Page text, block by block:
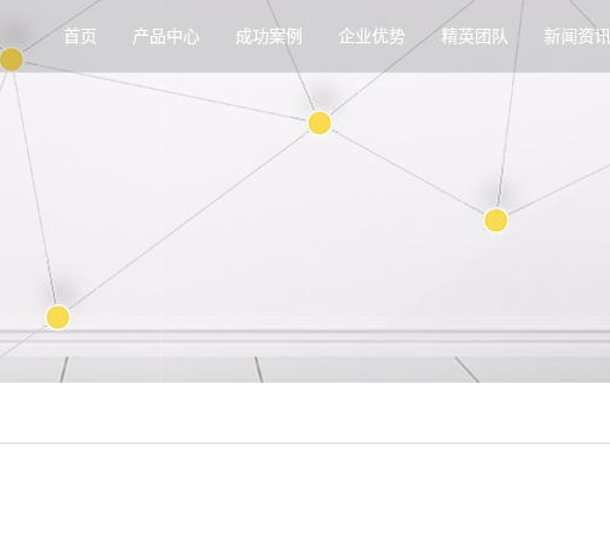
首页 产品中心 成功案例 企业优势 精英团队 新闻资讯